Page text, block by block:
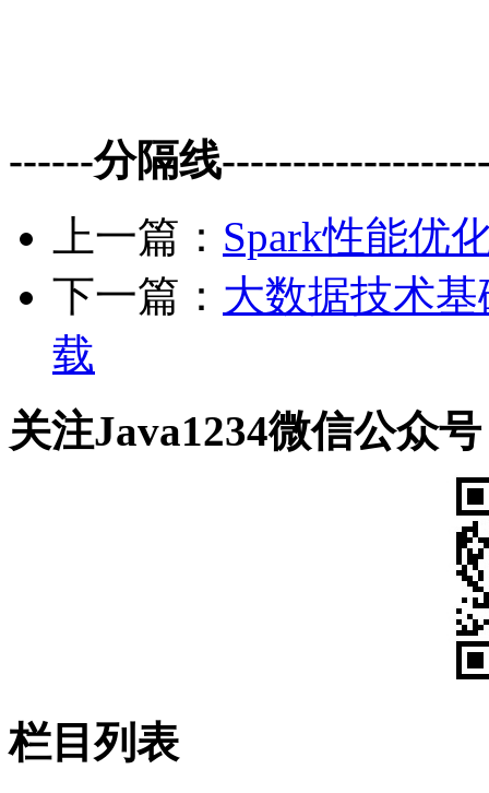
------分隔线
上一篇： Spark性能优
下一篇： 大数据技术基
载
关注Java1234微信公众号
栏目列表